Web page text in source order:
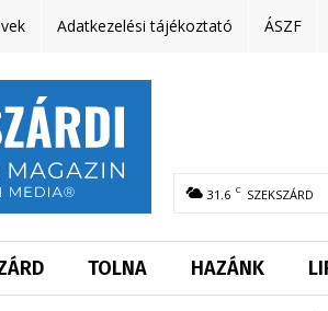
Adatkezelési tájékoztató ÁSZF
31.6 C SZEKSZÁRD
TOLNA HAZÁNK